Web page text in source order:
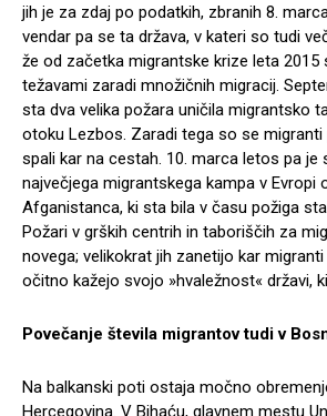
jih je za zdaj po podatkih, zbranih 8.
vendar pa se ta država, v kateri so tudi
že od začetka migrantske krize leta 2015
težavami zaradi množičnih migracij.
sta dva velika požara uničila migrantsko
otoku Lezbos. Zaradi tega so se
spali kar na cestah. 10. marca letos pa je
največjega migrantskega kampa v Evropi
Afganistanca, ki sta bila v času požiga
Požari v grških centrih in taboriščih za
novega; velikokrat jih zanetijo kar
očitno kažejo svojo »hvaležnost« državi,
Povečanje števila migrantov tudi v
Na balkanski poti ostaja močno
Hercegovina. V Bihaću, glavnem mestu